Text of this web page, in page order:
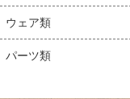
ウェア類
パーツ類